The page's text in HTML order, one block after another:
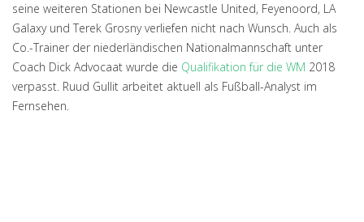
seine weiteren Stationen bei Newcastle United, Feyenoord, LA
Galaxy und Terek Grosny verliefen nicht nach Wunsch. Auch als
Co.-Trainer der niederländischen Nationalmannschaft unter
Coach Dick Advocaat wurde die Qualifikation für die WM 2018
verpasst. Ruud Gullit arbeitet aktuell als Fußball-Analyst im
Fernsehen.